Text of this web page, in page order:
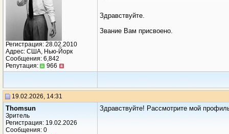
Регистрация: 28.02.2010
Адрес: США, Нью-Йорк
Сообщения: 6,842
Репутация:
966
Здравствуйте.
Звание Вам присвоено.
19.02.2026, 14:31
Thomsun
Зритель
Регистрация: 19.02.2026
Сообщения: 0
Здравствуйте! Рассмотрите мой